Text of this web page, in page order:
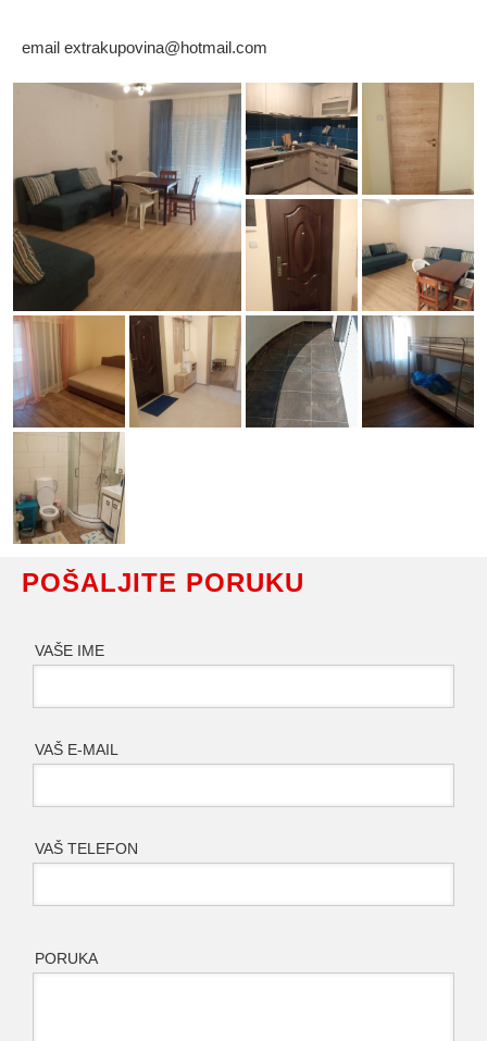
email extrakupovina@hotmail.com
POŠALJITE PORUKU
VAŠE IME
VAŠ E-MAIL
VAŠ TELEFON
PORUKA